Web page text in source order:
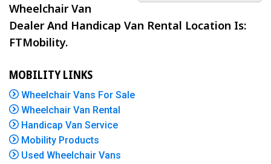
Wheelchair Van
Dealer And Handicap Van Rental Location Is:
FTMobility.
MOBILITY LINKS
Wheelchair Vans For Sale
Wheelchair Van Rental
Handicap Van Service
Mobility Products
Used Wheelchair Vans